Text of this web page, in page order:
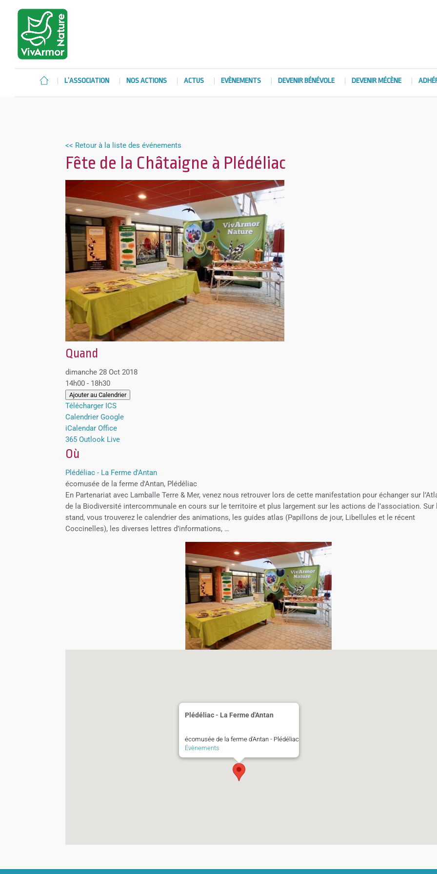
L’ASSOCIATION NOS ACTIONS ACTUS EVÈNEMENTS DEVENIR BÉNÉVOLE DEVENIR MÉCÈNE
<< Retour à la liste des événements
Fête de la Châtaigne à Plédéliac
Quand
dimanche 28 Oct 2018
14h00 - 18h30
Ajouter au Calendrier
Télécharger ICS
Calendrier Google
iCalendar Office
365 Outlook Live
Où
Plédéliac - La Ferme d'Antan
écomusée de la ferme d'Antan, Plédéliac
En Partenariat avec Lamballe Terre & Mer, venez nous retrouver lors de cette manifestation pour échanger sur
de la Biodiversité intercommunale en cours sur le territoire et plus largement sur les actions de l’association. Sur
stand, vous trouverez le calendrier des animations, les guides atlas (Papillons de jour, Libellules et le récent
Coccinelles), les diverses lettres d’informations, …
Plédéliac - La Ferme d'Antan
écomusée de la ferme d'Antan - Plédéliac
Évènements